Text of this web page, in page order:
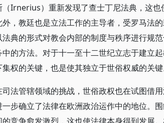
Irnerius）重新发现了查士丁尼法典，这
，教廷也是立法工作的主导者，受罗马法
典的形式对教会内部的制度与秩序进行规
的方法。对于十一至十二世纪立志于建立
权的关键，也是使其独立于世俗权威的关键
法管辖领域的挑战，世俗政权也在试图借
步确立了法律在欧洲政治运作中的地位。